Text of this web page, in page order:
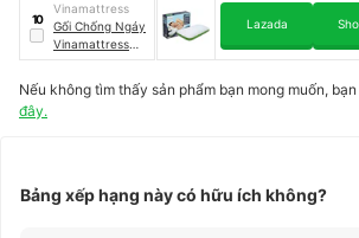
10
Vinamattress
Gối Chống Ngáy
Vinamattress
Memory Foam
Lazada
Nếu không tìm thấy sản phẩm bạn mong muốn,
đây.
Bảng xếp hạng này có hữu ích không?